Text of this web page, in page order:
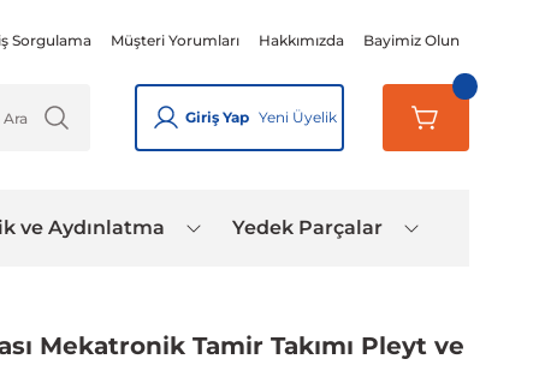
Sorgulama Müşteri Yorumları Hakkımızda Bayimiz Olun
Giriş Yap Yeni Üyelik
ve Aydınlatma Yedek Parçalar
Mekatronik Tamir Takımı Pleyt ve